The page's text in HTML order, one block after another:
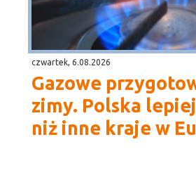
czwartek, 6.08.2026
Gazowe
zimy. Polska
niż inne kraje w